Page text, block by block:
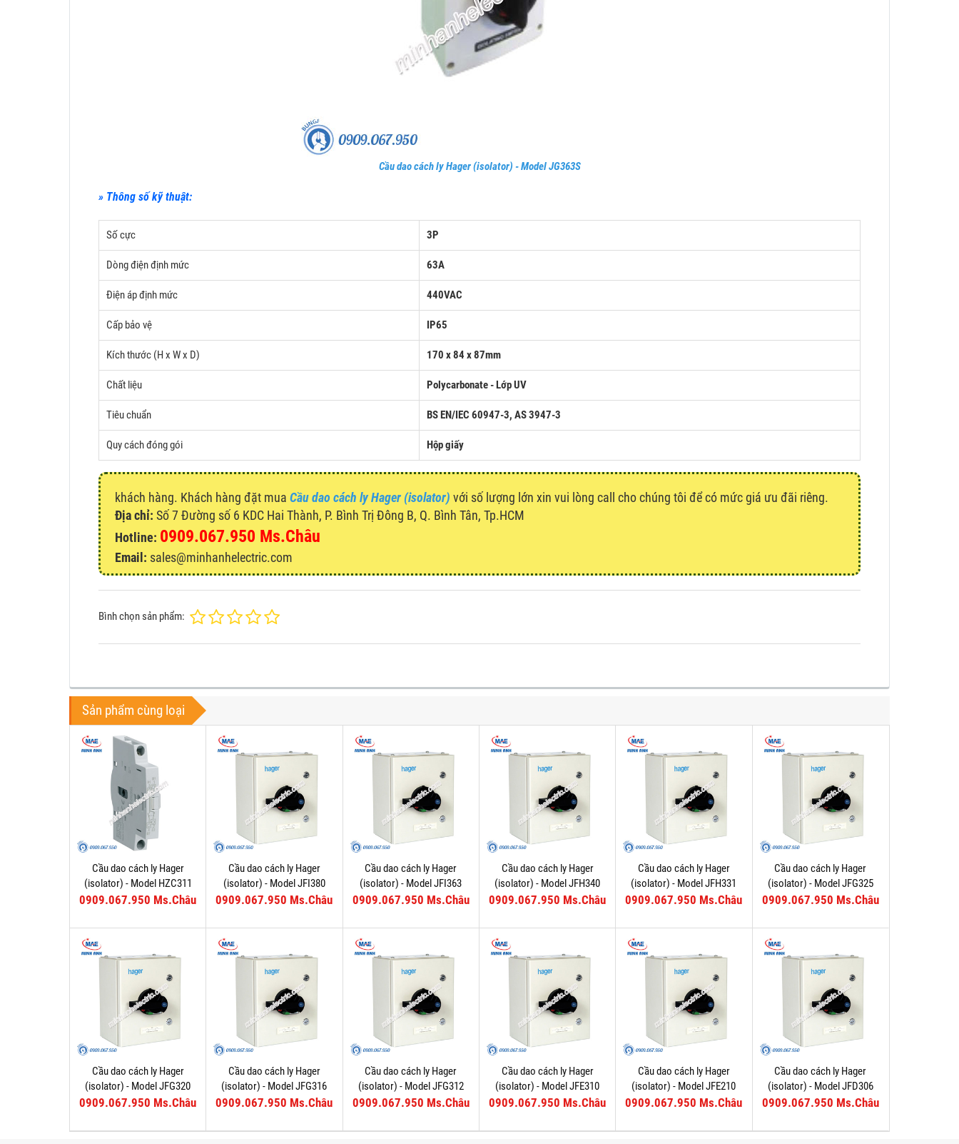
Cầu dao cách ly Hager (isolator) - Model JG363S
» Thông số kỹ thuật:
Số cực 3P
Dòng điện định mức 63A
Điện áp định mức 440VAC
Cấp bảo vệ IP65
Kích thước (H x W x D) 170 x 84 x 87mm
Chất liệu Polycarbonate - Lớp UV
Tiêu chuẩn BS EN/IEC 60947-3, AS 3947-3
Quy cách đóng gói Hộp giấy
khách hàng. Khách hàng đặt mua Cầu dao cách ly Hager (isolator) với số lượng lớn xin vui lòng call cho chúng tôi để có mức giá ưu đãi riêng.
Địa chỉ: Số 7 Đường số 6 KDC Hai Thành, P. Bình Trị Đông B, Q. Bình Tân, Tp.HCM
Hotline: 0909.067.950 Ms.Châu
Email: sales@minhanhelectric.com
Bình chọn sản phẩm:
Sản phẩm cùng loại
Cầu dao cách ly Hager
(isolator) - Model HZC311
0909.067.950 Ms.Châu
Cầu dao cách ly Hager
(isolator) - Model JFI380
0909.067.950 Ms.Châu
Cầu dao cách ly Hager
(isolator) - Model JFI363
0909.067.950 Ms.Châu
Cầu dao cách ly Hager
(isolator) - Model JFH340
0909.067.950 Ms.Châu
Cầu dao cách ly Hager
(isolator) - Model JFH331
0909.067.950 Ms.Châu
Cầu dao cách ly Hager
(isolator) - Model JFG325
0909.067.950 Ms.Châu
Cầu dao cách ly Hager
(isolator) - Model JFG320
0909.067.950 Ms.Châu
Cầu dao cách ly Hager
(isolator) - Model JFG316
0909.067.950 Ms.Châu
Cầu dao cách ly Hager
(isolator) - Model JFG312
0909.067.950 Ms.Châu
Cầu dao cách ly Hager
(isolator) - Model JFE310
0909.067.950 Ms.Châu
Cầu dao cách ly Hager
(isolator) - Model JFE210
0909.067.950 Ms.Châu
Cầu dao cách ly Hager
(isolator) - Model JFD306
0909.067.950 Ms.Châu